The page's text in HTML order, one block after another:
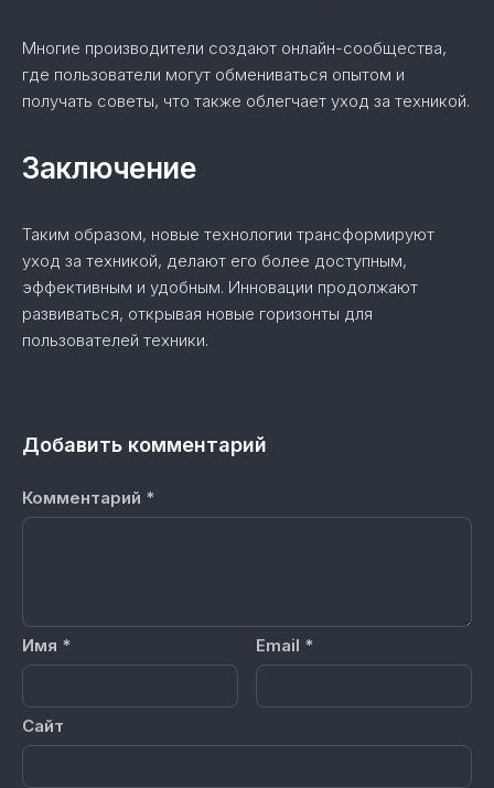
Многие производители создают онлайн-сообщества,
где пользователи могут обмениваться опытом и
получать советы, что также облегчает уход за техникой.
Заключение
Таким образом, новые технологии трансформируют
уход за техникой, делают его более доступным,
эффективным и удобным. Инновации продолжают
развиваться, открывая новые горизонты для
пользователей техники.
Добавить комментарий
Комментарий *
Имя * Email *
Сайт